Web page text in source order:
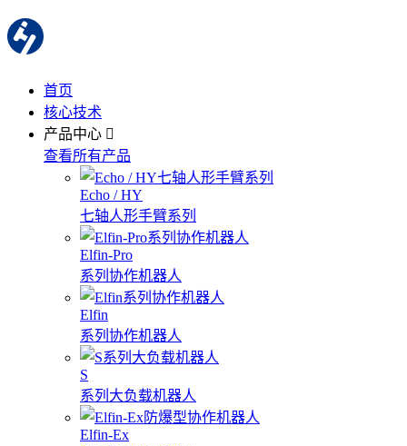
首页
核心技术
产品中心
查看所有产品
Echo / HY
七轴人形手臂系列
Elfin-Pro
系列协作机器人
Elfin
系列协作机器人
S
系列大负载机器人
Elfin-Ex